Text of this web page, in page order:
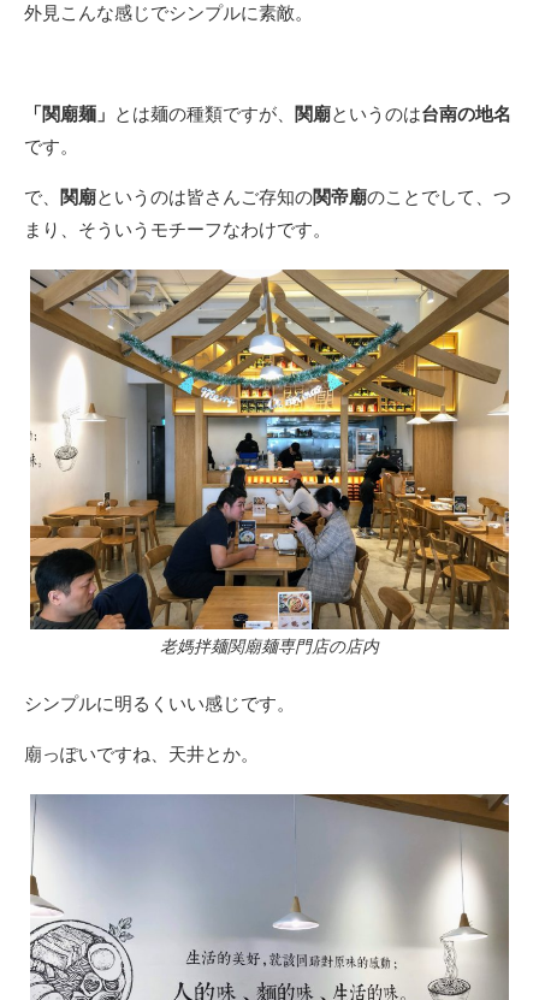
外見こんな感じでシンプルに素敵。
「関廟麺」 とは麺の種類ですが、 関廟というのは台南の地名
です。
で、 関廟というのは皆さんご存知の関帝廟のことでして、つ
まり、そういうモチーフなわけです。
老媽拌麺関廟麺専門店の店内
シンプルに明るくいい感じです。
廟っぽいですね、天井とか。